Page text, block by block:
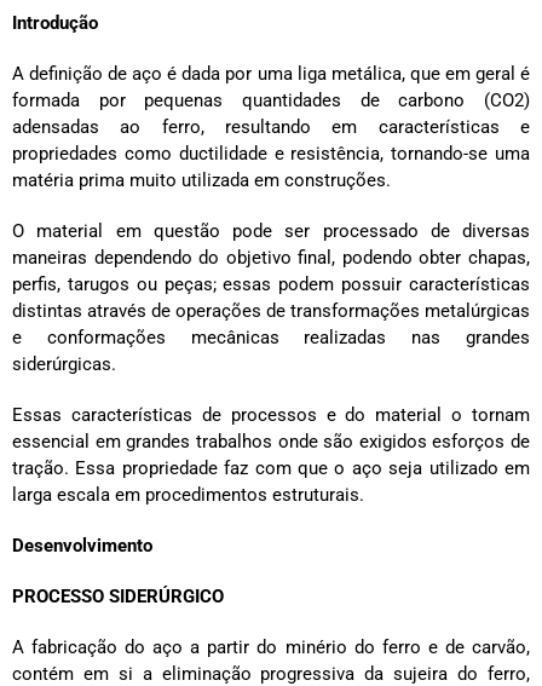
Introdução
A definição de aço é dada por uma liga metálica, que em geral é
formada por pequenas quantidades de carbono (CO2)
adensadas ao ferro, resultando em características e
propriedades como ductilidade e resistência, tornando-se uma
matéria prima muito utilizada em construções.
O material em questão pode ser processado de diversas
maneiras dependendo do objetivo final, podendo obter chapas,
perfis, tarugos ou peças; essas podem possuir características
distintas através de operações de transformações metalúrgicas
e conformações mecânicas realizadas nas grandes
siderúrgicas.
Essas características de processos e do material o tornam
essencial em grandes trabalhos onde são exigidos esforços de
tração. Essa propriedade faz com que o aço seja utilizado em
larga escala em procedimentos estruturais.
Desenvolvimento
PROCESSO SIDERÚRGICO
A fabricação do aço a partir do minério do ferro e de carvão,
contém em si a eliminação progressiva da sujeira do ferro,